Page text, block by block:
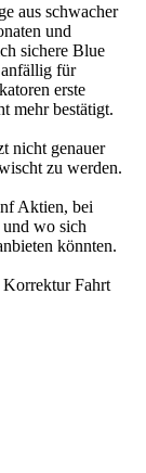
aus schwacher
und
sichere Blue
für
erste
mehr bestätigt.
nicht genauer
zu werden.
Aktien, bei
wo sich
könnten.
Korrektur Fahrt